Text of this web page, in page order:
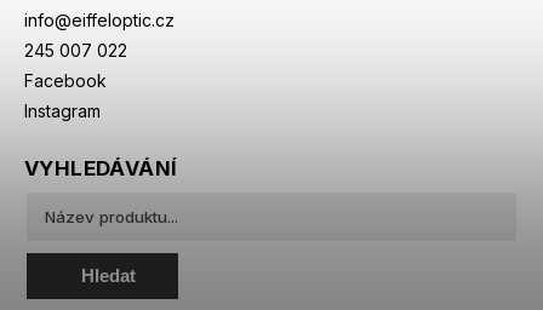
info@eiffeloptic.cz
245 007 022
Facebook
Instagram
VYHLEDÁVÁNÍ
Hledat